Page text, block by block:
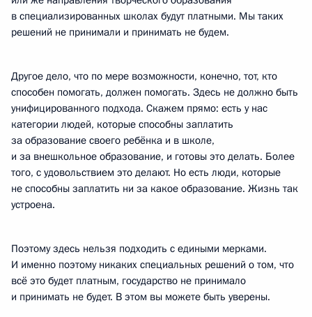
в специализированных школах будут платными. Мы таких
решений не принимали и принимать не будем.
Другое дело, что по мере возможности, конечно, тот, кто
способен помогать, должен помогать. Здесь не должно быть
унифицированного подхода. Скажем прямо: есть у нас
категории людей, которые способны заплатить
за образование своего ребёнка и в школе,
и за внешкольное образование, и готовы это делать. Более
того, с удовольствием это делают. Но есть люди, которые
не способны заплатить ни за какое образование. Жизнь так
устроена.
Поэтому здесь нельзя подходить с едиными мерками.
И именно поэтому никаких специальных решений о том, что
всё это будет платным, государство не принимало
и принимать не будет. В этом вы можете быть уверены.